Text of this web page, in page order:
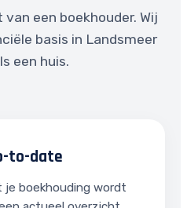
een boekhouder. Wij
basis in Landsmeer
een huis.
to-date
je boekhouding wordt